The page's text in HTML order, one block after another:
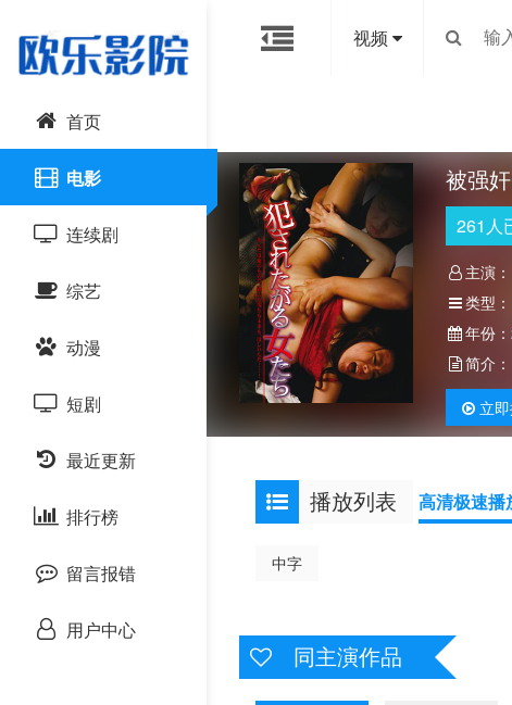
视频
首页
电影
连续剧
国产剧
港台剧
日韩剧
欧美剧
泰国剧
综艺
大陆综艺
日韩综艺
港台综艺
欧美综艺
动漫
国产动漫
日韩动漫
欧美动漫
短剧
最近更新
排行榜
留言报错
用户中心
被强
261 人
主演：
类型：
年份：
简介：
立即
播放列表 高清极速播
中字
同主演作品